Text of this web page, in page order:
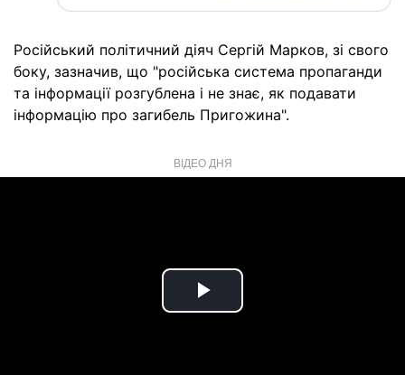
Російський політичний діяч Сергій Марков, зі свого
боку, зазначив, що "російська система пропаганди
та інформації розгублена і не знає, як подавати
інформацію про загибель Пригожина".
ВІДЕО ДНЯ
Play